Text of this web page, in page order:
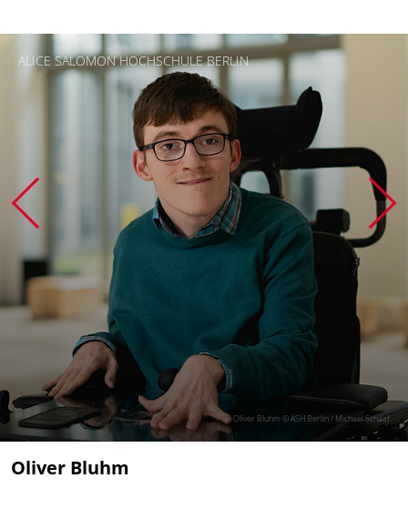
ALICE SALOMON HOCHSCHULE BERLIN
Oliver Bluhm © ASH Berlin / Michael Schaaf
Oliver Bluhm